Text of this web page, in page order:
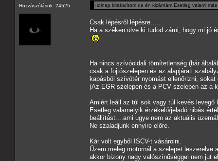
Hozzászólások: 24525
Holnap kitakarítom de én kizárnám.Esetleg valami
Csak lépésről lépésre.....
Ha a széken ülve ki tudod zárni, hogy mi jó
Ha nincs szívóoldali tömítetlenség (bár
csak a fojtószelepen és az alapjárati
kapásból szívótér nyomást ellenőrizni, sokat
(Az EGR szelepen és a PCV szelepen az a
Amiért leáll az túl sok vagy túl kevés levegő
Esetleg valamelyik érzékelő/jeladó hibás
beállítást....ami ugye nem az aktuális
Ne szaladjunk ennyire előre.
Kár volt egyből ISCV-t vásárolni.
Üzem meleg motornál a szelepet
akkor bizony nagy valószínűséggel nem jut